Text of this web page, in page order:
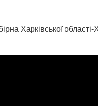
Харківської